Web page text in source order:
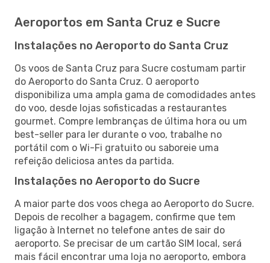
Aeroportos em Santa Cruz e Sucre
Instalações no Aeroporto do Santa Cruz
Os voos de Santa Cruz para Sucre costumam partir
do Aeroporto do Santa Cruz. O aeroporto
disponibiliza uma ampla gama de comodidades antes
do voo, desde lojas sofisticadas a restaurantes
gourmet. Compre lembranças de última hora ou um
best-seller para ler durante o voo, trabalhe no
portátil com o Wi-Fi gratuito ou saboreie uma
refeição deliciosa antes da partida.
Instalações no Aeroporto do Sucre
A maior parte dos voos chega ao Aeroporto do Sucre.
Depois de recolher a bagagem, confirme que tem
ligação à Internet no telefone antes de sair do
aeroporto. Se precisar de um cartão SIM local, será
mais fácil encontrar uma loja no aeroporto, embora